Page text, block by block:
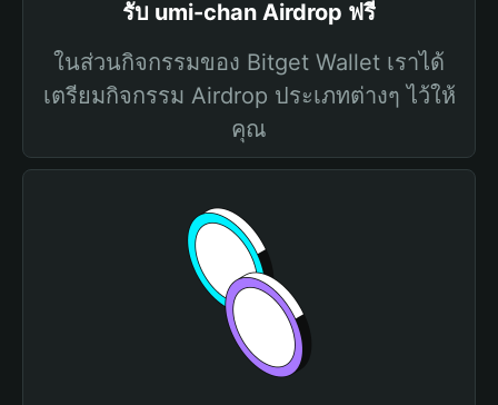
รับ umi-chan Airdrop ฟรี
ในส่วนกิจกรรมของ Bitget Wallet เราได้
เตรียมกิจกรรม Airdrop ประเภทต่างๆ ไว้ให้
คุณ